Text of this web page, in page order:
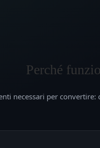
Perché
necessari per convertire: